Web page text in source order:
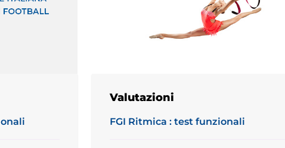
Valutazioni
FGI Ritmica : test funzionali